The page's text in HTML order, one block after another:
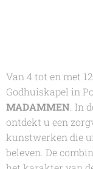
Van 4 tot en met
Godhuiskapel in
MADAMMEN. In
ontdekt u een
kunstwerken die
beleven. De